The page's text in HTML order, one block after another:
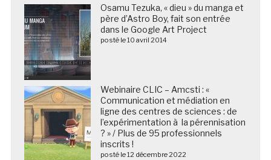
Osamu Tezuka, « dieu » du manga et
père d’Astro Boy, fait son entrée
dans le Google Art Project
posté le 10 avril 2014
Webinaire CLIC – Amcsti : «
Communication et médiation en
ligne des centres de sciences : de
l’expérimentation à la pérennisation
? » / Plus de 95 professionnels
inscrits !
posté le 12 décembre 2022